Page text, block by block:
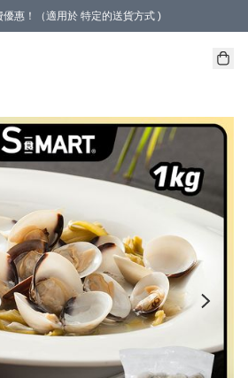
惠！（適用於 特定的送貨方式 )